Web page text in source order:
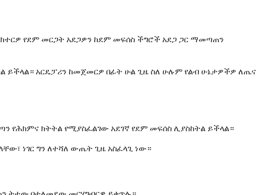
የደም መርጋት አደጋዎን ከደም መፍሰስ ችግሮች አደጋ ጋር ማመጣጠን
ይችላል። አርዴፓሪን ከመጀመርዎ በፊት ሁል ጊዜ ስለ ሁሉም የልብ ሁኔታዎችዎ ለጤና
የሕክምና ክትትል የሚያስፈልገው አደገኛ የደም መፍሰስ ሊያስከትል ይችላል።
ነገር ግን ለተሻለ ውጤት ጊዜ አስፈላጊ ነው።